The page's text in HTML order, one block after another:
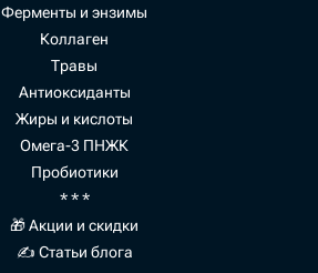
Ферменты и энзимы
Коллаген
Травы
Антиоксиданты
Жиры и кислоты
Омега-3 ПНЖК
Пробиотики
* * *
🎁 Акции и скидки
✍ Статьи блога